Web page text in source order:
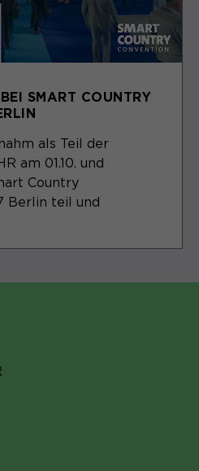
SMART COUNTRY
als Teil der
am 01.10. und
Country
Berlin teil und